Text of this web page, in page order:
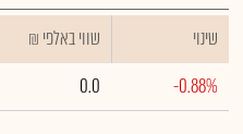
שינוי ₪ שווי באלפי
-0.88%
0.0